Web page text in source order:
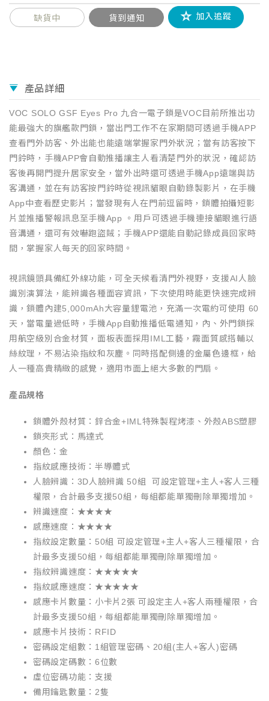
缺貨中 貨到通知 加入追蹤
產品詳細
VOC SOLO GSF Eyes Pro 九合一電子鎖是VOC目前所推出功
能最強大的旗艦款門鎖，當出門工作不在家期間可透過手機APP
查看門外訪客、外出能也能遠端掌握家門外狀況；當有訪客按下
門鈴時，手機APP會自動推播讓主人看清楚門外的狀況，確認訪
客後再開門提升居家安全，當外出時還可透過手機App遠端與訪
客溝通，並在有訪客按門鈴時從視訊貓眼自動錄製影片，在手機
App中查看歷史影片；當發現有人在門前逗留時，鎖體拍攝短影
片並推播警報訊息至手機App 。用戶可透過手機連接貓眼進行語
音溝通，還可有效嚇跑盜賊；手機APP還能自動記錄成員回家時
間，掌握家人每天的回家時間。
視訊鏡頭具備紅外線功能，可全天候看清門外視野，支援AI人臉
識別演算法，能辨識各種面容資訊，下次使用時能更快速完成辨
識，鎖體內建5,000mAh大容量鋰電池，充滿一次電約可使用 60
天，當電量過低時，手機App自動推播低電通知，內、外門鎖採
用航空級別合金材質，面板表面採用IML工藝，霧面質感搭輔以
絲紋理，不易沾染指紋和灰塵。同時搭配側邊的金屬色邊框，給
人一種高貴精緻的感覺，適用市面上絕大多數的門扇。
產品規格
鎖體外殼材質：鋅合金+IML特殊製程烤漆、外殼ABS塑膠
鎖夾形式：馬達式
顏色：金
指紋感應技術：半導體式
人臉辨識：3D人臉辨識 50組 可設定管理+主人+客人三種
權限，合計最多支援50組，每組都能單獨刪除單獨增加。
辨識速度：★★★★
感應速度：★★★★
指紋設定數量：50組 可設定管理+主人+客人三種權限，合
計最多支援50組，每組都能單獨刪除單獨增加。
指紋辨識速度：★★★★★
指紋感應速度：★★★★★
感應卡片數量：小卡片2張 可設定主人+客人兩種權限，合
計最多支援50組，每組都能單獨刪除單獨增加。
感應卡片技術：RFID
密碼設定組數：1組管理密碼、20組(主人+客人)密碼
密碼設定碼數：6位數
虛位密碼功能：支援
備用鑰匙數量：2隻